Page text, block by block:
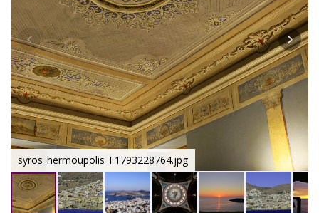
IT
ES
CN
syros_hermoupolis_F1793228764.jpg